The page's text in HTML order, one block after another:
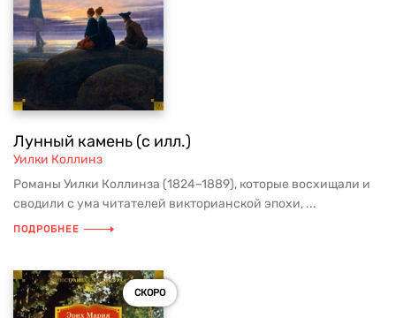
Лунный камень (с илл.)
Уилки Коллинз
Романы Уилки Коллинза (1824–1889), которые восхищали и
сводили с ума читателей викторианской эпохи, ...
ПОДРОБНЕЕ
СКОРО